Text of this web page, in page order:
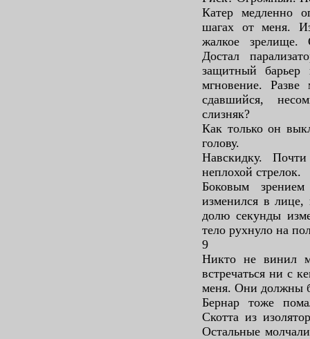
Катер медленно
шагах от меня.
жалкое зрелище.
Достал
защитный
мгновение.
сдавшийся,
слизняк?
Как только он
голову.
Навскидку.
неплохой стрелок.
Боковым
изменился в лице,
долю секунды
тело рухнуло на
9
Никто не винил
встречаться ни с
меня. Они должны
Бернар тоже
Скотта из
Остальные